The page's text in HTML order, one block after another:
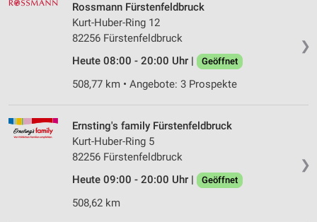
❯
Rossmann Fürstenfeldbruck
Kurt-Huber-Ring 12
82256 Fürstenfeldbruck
Heute 08:00 - 20:00 Uhr |
Geöffnet
508,77 km • Angebote: 3 Prospekte
❯
Ernsting's family Fürstenfeldbruck
Kurt-Huber-Ring 5
82256 Fürstenfeldbruck
Heute 09:00 - 20:00 Uhr |
Geöffnet
508,62 km